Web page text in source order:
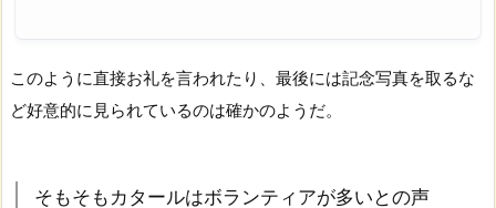
このように直接お礼を言われたり、最後には記念写真を取るな
ど好意的に見られているのは確かのようだ。
そもそもカタールはボランティアが多いとの声